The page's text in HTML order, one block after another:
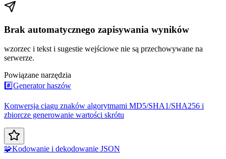
Brak automatycznego zapisywania wyników
wzorzec i tekst i sugestie wejściowe nie są przechowywane na
serwerze.
Powiązane narzędzia
#️⃣ Generator haszów
Konwersja ciągu znaków algorytmami MD5/SHA1/SHA256 i
zbiorcze generowanie wartości skrótu
🧩Kodowanie i dekodowanie JSON